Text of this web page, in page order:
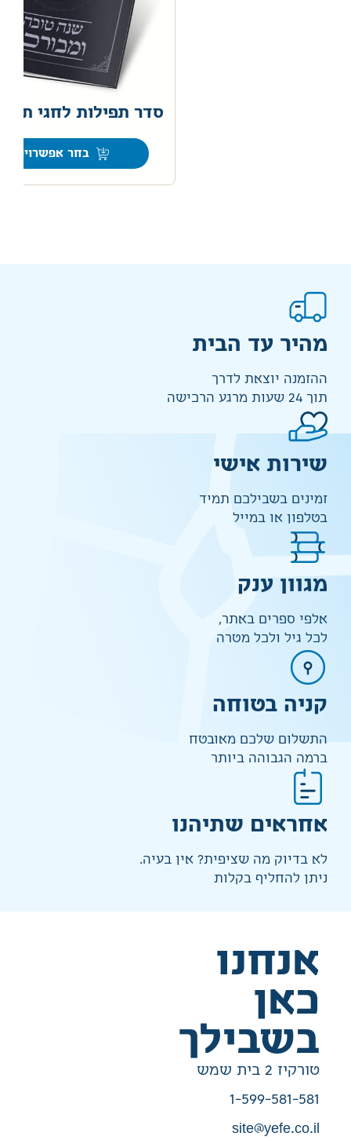
סדר תפילות לחגי
בחר אפשרויות
מהיר עד הבית
ההזמנה יוצאת לדרך
תוך 24 שעות מרגע הרכישה
שירות אישי
זמינים בשבילכם תמיד
בטלפון או במייל
מגוון ענק
אלפי ספרים באתר,
לכל גיל ולכל מטרה
קניה בטוחה
התשלום שלכם מאובטח
ברמה הגבוהה ביותר
אחראים שתיהנו
לא בדיוק מה שציפית? אין בעיה.
ניתן להחליף בקלות
אנחנו
כאן
בשבילך
טורקיז 2 בית שמש
1-599-581-581
site@yefe.co.il